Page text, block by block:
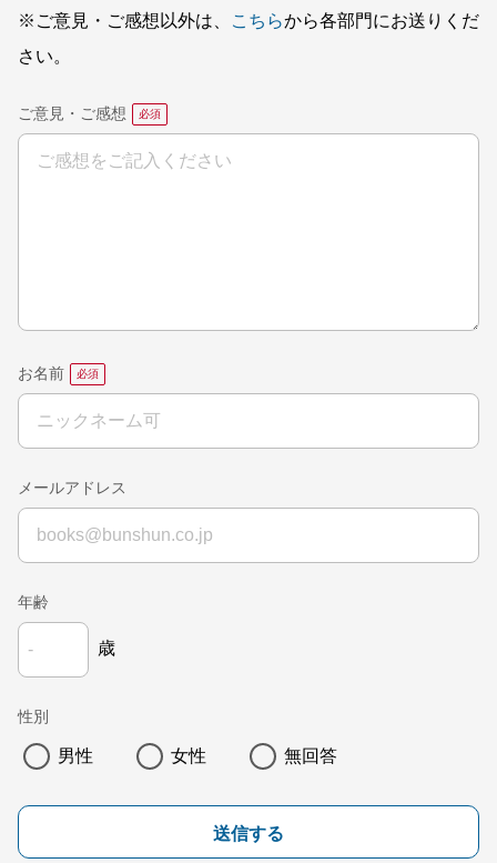
※ご意見・ご感想以外は、
こちらから各部門にお送りくだ
さい。
ご意見・ご感想
お名前
メールアドレス
年齢
歳
性別
男性 女性 無回答
送信する